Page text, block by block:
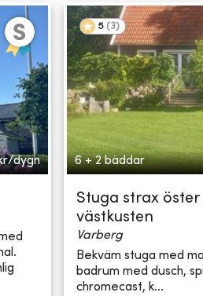
dygn
5 (3)
6 + 2 bäddar
Stuga strax
västkusten
Varberg
Bekväm stuga med
badrum med dusch,
chromecast, k...